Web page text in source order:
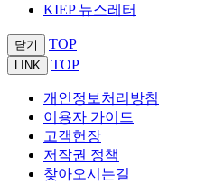
KIEP 뉴스레터
닫기 TOP
LINK TOP
개인정보처리방침
이용자 가이드
고객헌장
저작권 정책
찾아오시는길